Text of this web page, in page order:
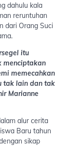
dahulu kala
reruntuhan
dari Orang Suci
itu
menciptakan
memecahkan
tak lain dan tak
Marianne
alur cerita
Baru tahun
sikap